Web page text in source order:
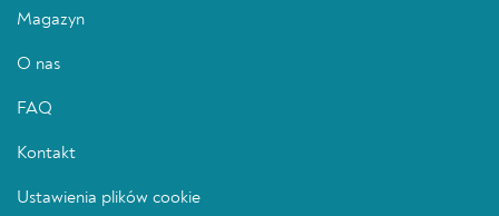
Magazyn
O nas
FAQ
Kontakt
Ustawienia plików cookie